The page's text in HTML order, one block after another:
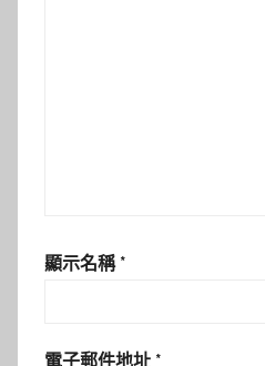
顯示名稱 *
電子郵件地址 *